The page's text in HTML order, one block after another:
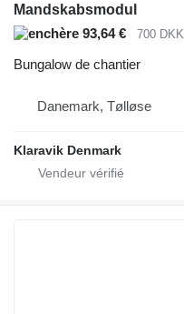
Mandskabsmodul
93,64 €
700 DKK
Bungalow de chantier
Danemark, Tølløse
Klaravik Denmark